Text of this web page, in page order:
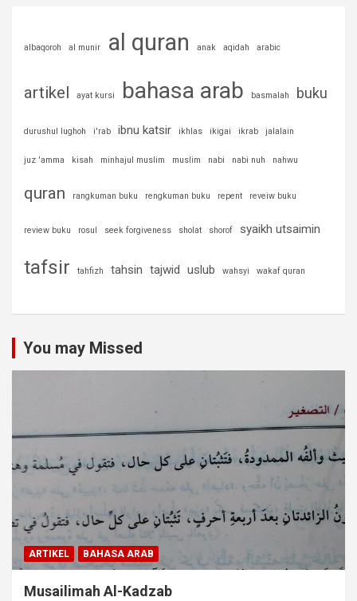
albaqoroh al munir al quran anak aqidah arabic
artikel ayat kursi bahasa arab basmalah buku
durushul lughoh i'rab ibnu katsir ikhlas ikigai ikrab jalalain
juz 'amma kisah minhajul muslim muslim nabi nabi nuh nahwu
quran rangkuman buku rengkuman buku repent reveiw buku
review buku rosul seek forgiveness sholat shorof syaikh utsaimin
tafsir tahfizh tahsin tajwid uslub wahsyi wakaf quran
You may Missed
ARTIKEL BAHASA ARAB
Musailimah Al-Kadzab